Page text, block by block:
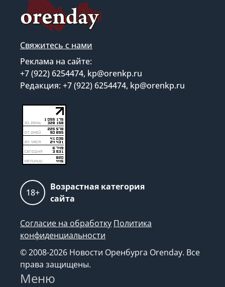
Свяжитесь с нами
Реклама на сайте:
+7 (922) 6254474, kp@orenkp.ru
Редакция: +7 (922) 6254474, kp@orenkp.ru
18+
Возрастная категория
сайта
Согласие на обработку Политика
конфиденциальности
© 2008-2026 Новости Оренбурга Orenday. Все
права защищены.
Меню